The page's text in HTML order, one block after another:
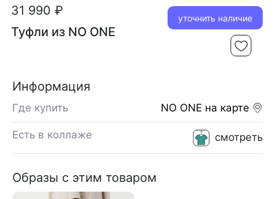
31 990 ₽
Туфли из NO ONE
уточнить наличие
Информация
NO ONE на карте
Где купить
смотреть
Есть в коллаже
Образы с этим товаром